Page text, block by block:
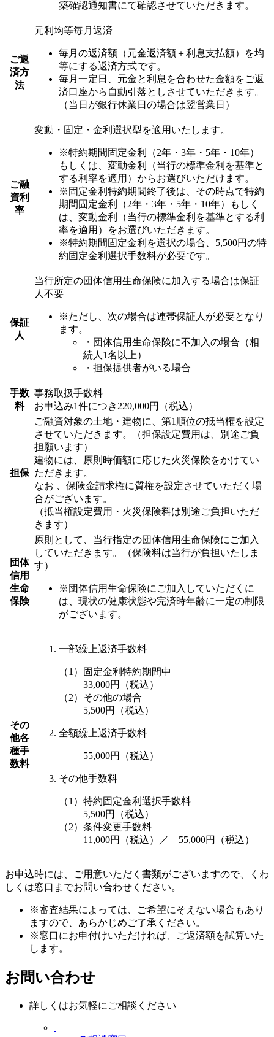
築確認通知書にて確認させていただきます。
ご返
済方
法
元利均等毎月返済
毎月の返済額（元金返済額＋利息支払額）を均
等にする返済方式です。
毎月一定日、元金と利息を合わせた金額をご返
済口座から自動引落としさせていただきます。
（当日が銀行休業日の場合は翌営業日）
ご融
資利
率
変動・固定・金利選択型を適用いたします。
※特約期間固定金利（2年・3年・5年・10年）
もしくは、変動金利（当行の標準金利を基準と
する利率を適用）からお選びいただけます。
※固定金利特約期間終了後は、その時点で特約
期間固定金利（2年・3年・5年・10年）もしく
は、変動金利（当行の標準金利を基準とする利
率を適用）をお選びいただきます。
※特約期間固定金利を選択の場合、5,500円の特
約固定金利選択手数料が必要です。
保証
人
当行所定の団体信用生命保険に加入する場合は保証
人不要
※ただし、次の場合は連帯保証人が必要となり
ます。
・団体信用生命保険に不加入の場合（相
続人1名以上）
・担保提供者がいる場合
手数
料
事務取扱手数料
お申込み1件につき220,000円（税込）
担保
ご融資対象の土地・建物に、第1順位の抵当権を設定
させていただきます。（担保設定費用は、別途ご負
担願います）
建物には、原則時価額に応じた火災保険をかけてい
ただきます。
なお 、保険金請求権に質権を設定させていただく場
合がございます。
（抵当権設定費用・火災保険料は別途ご負担いただ
きます）
団体
信用
生命
保険
原則として、当行指定の団体信用生命保険にご加入
していただきます。（保険料は当行が負担いたしま
す）
※団体信用生命保険にご加入していただくに
は、現状の健康状態や完済時年齢に一定の制限
がございます。
その
他各
種手
数料
一部繰上返済手数料
（1）固定金利特約期間中
33,000円（税込）
（2）その他の場合
5,500円（税込）
全額繰上返済手数料
55,000円（税込）
その他手数料
（1）特約固定金利選択手数料
5,500円（税込）
（2）条件変更手数料
11,000円（税込）／ 55,000円（税込）
お申込時には、ご用意いただく書類がございますので、くわ
しくは窓口までお問い合わせください。
※審査結果によっては、ご希望にそえない場合もあり
ますので、あらかじめご了承ください。
※窓口にお申付けいただければ、ご返済額を試算いた
します。
お問い合わせ
詳しくはお気軽にご相談ください